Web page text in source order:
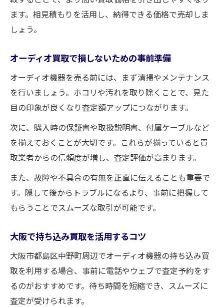
重いスピーカー買取なら出張査定もおすすめ
スピーカー買取は出張査定でラクに実現
出張買取でトラブルを防ぐポイント
オーディオ出張査定の利用時注意点
スピーカーを高く売りたい人向け買取術
安心して買取依頼できる業者の見極め方
オーディオ買取業者の信頼性チェック法
買取で安心できるサービスの条件とは
口コミと評判で見る業者選びのコツ
説明が丁寧な買取業者を選ぶ理由
買取キャンセル時の対応も要チェック
高額買取につなげる大阪市の賢い選び方
買取額を上げるための交渉テクニック
オーディオ買取で差がつく査定ポイント
複数業者に見積もりを依頼するメリット
高額買取実現のための事前準備チェック
ます。相見積もりを活用し、納得できる価格で売却しま
しょう。
オーディオ買取で損しないための事前準備
オーディオ機器を売る前には、まず清掃やメンテナンス
を行いましょう。ホコリや汚れを取り除くことで、見た
目の印象が良くなり査定額アップにつながります。
次に、購入時の保証書や取扱説明書、付属ケーブルなど
を揃えておくことが大切です。これらが揃っていると買
取業者からの信頼度が増し、査定評価が高まります。
また、故障や不具合の有無を正直に伝えることも重要で
す。隠して後からトラブルになるより、事前に把握して
もらうことでスムーズな取引が可能です。
大阪で持ち込み買取を活用するコツ
大阪市都島区中野町周辺でオーディオ機器の持ち込み買
取を利用する場合、事前に電話やウェブで査定予約をす
るのがおすすめです。待ち時間を短縮でき、スムーズに
査定が受けられます。